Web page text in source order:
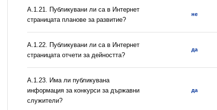
А.1.21. Публикувани ли са в Интернет
страницата планове за развитие?
не
А.1.22. Публикувани ли са в Интернет
страницата отчети за дейността?
да
А.1.23. Има ли публикувана
информация за конкурси за държавни
служители?
да